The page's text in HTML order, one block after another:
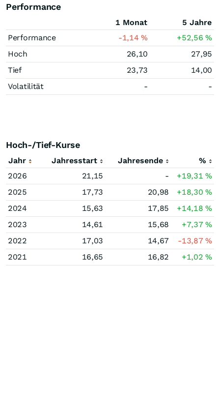
Performance
1 Monat
5 Jahre
Performance
-1,14% +52,56%
Hoch
26,10
27,95
Tief
23,73
14,00
Volatilität
- -
Hoch-/Tief-Kurse
Jahr Jahresstart Jahresende
%
2026
21,15 - +19,31%
2025
17,73 20,98 +18,30%
2024
15,63 17,85 +14,18%
2023
14,61 15,68 +7,37%
2022
17,03 14,67 -13,87%
2021
16,65 16,82 +1,02%